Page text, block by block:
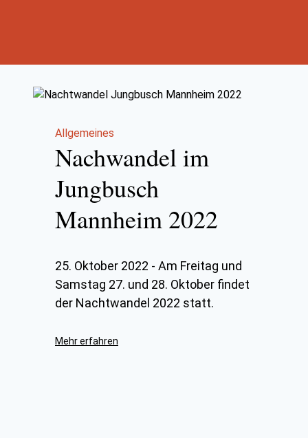
Allgemeines
Nachwandel im
Jungbusch
Mannheim 2022
25. Oktober 2022 - Am Freitag und
Samstag 27. und 28. Oktober findet
der Nachtwandel 2022 statt.
Mehr erfahren